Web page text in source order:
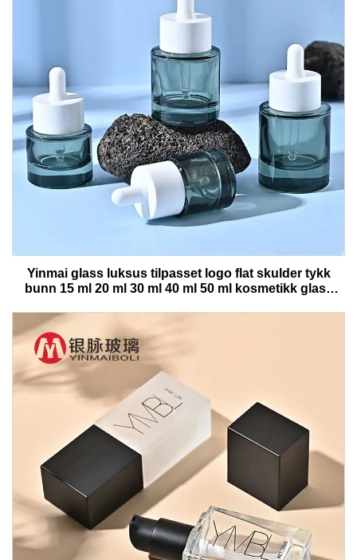
Yinmai glass luksus tilpasset logo flat skulder tykk
bunn 15 ml 20 ml 30 ml 40 ml 50 ml kosmetikk glass